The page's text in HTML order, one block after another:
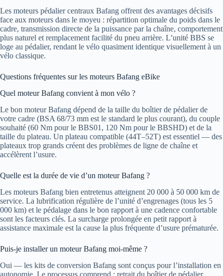
Les moteurs pédalier centraux Bafang offrent des avantages décisifs
face aux moteurs dans le moyeu : répartition optimale du poids dans le
cadre, transmission directe de la puissance par la chaîne, comportement
plus naturel et remplacement facilité du pneu arrière. L’unité BBS se
loge au pédalier, rendant le vélo quasiment identique visuellement à un
vélo classique.
Questions fréquentes sur les moteurs Bafang eBike
Quel moteur Bafang convient à mon vélo ?
Le bon moteur Bafang dépend de la taille du boîtier de pédalier de
votre cadre (BSA 68/73 mm est le standard le plus courant), du couple
souhaité (60 Nm pour le BBS01, 120 Nm pour le BBSHD) et de la
taille du plateau. Un plateau compatible (44T–52T) est essentiel — des
plateaux trop grands créent des problèmes de ligne de chaîne et
accélèrent l’usure.
Quelle est la durée de vie d’un moteur Bafang ?
Les moteurs Bafang bien entretenus atteignent 20 000 à 50 000 km de
service. La lubrification régulière de l’unité d’engrenages (tous les 5
000 km) et le pédalage dans le bon rapport à une cadence confortable
sont les facteurs clés. La surcharge prolongée en petit rapport à
assistance maximale est la cause la plus fréquente d’usure prématurée.
Puis-je installer un moteur Bafang moi-même ?
Oui — les kits de conversion Bafang sont conçus pour l’installation en
autonomie. Le processus comprend : retrait du boîtier de pédalier